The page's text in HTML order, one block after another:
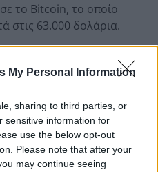
My Personal Information
sharing to third parties, or
sensitive information for
use the below opt-out
Please note that after your
may continue seeing
το Bitcoin, το οποίο
στις 63.000 δολάρια.
χάσει προσωρινά την
περίπου 50%
υψηλά των 126.000
τον περασμένο